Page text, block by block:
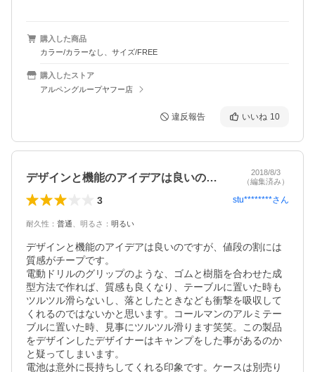
購入した商品
カラー/カラーなし、サイズ/FREE
購入したストア
アルペングループヤフー店
違反報告 いいね 10
デザインと機能のアイデアは良いのですが…
2018/8/3
（編集済み）
3 stu********さん
耐久性 ： 普通 明るさ ： 明るい
デザインと機能のアイデアは良いのですが、値段の割には
質感がチープです。
電動ドリルのグリップのような、ゴムと樹脂を合わせた成
型方法で作れば、質感も良くなり、テーブルに置いた時も
ツルツル滑らないし、落としたときなども衝撃を吸収して
くれるのではないかと思います。コールマンのアルミテー
ブルに置いた時、見事にツルツル滑ります笑笑。この製品
をデザインしたデザイナーはキャンプをした事があるのか
と疑ってしまいます。
電池は意外に長持ちしてくれる印象です。ケースは別売り